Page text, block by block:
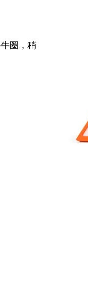
圈，稍